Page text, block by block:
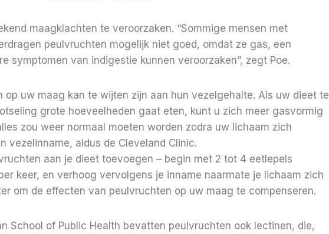
maagklachten te veroorzaken. “Sommige mensen met
peulvruchten mogelijk niet goed, omdat ze gas, een
symptomen van indigestie kunnen veroorzaken”, zegt Poe.
uw maag kan te wijten zijn aan hun vezelgehalte. Als uw dieet te
grote hoeveelheden gaat eten, kunt u zich meer gasvormig
zou weer normaal moeten worden zodra uw lichaam zich
vezelinname, aldus de Cleveland Clinic.
aan je dieet toevoegen – begin met 2 tot 4 eetlepels
keer, en verhoog vervolgens je inname naarmate je lichaam zich
om de effecten van peulvruchten op uw maag te compenseren.
School of Public Health bevatten peulvruchten ook lectinen, die,